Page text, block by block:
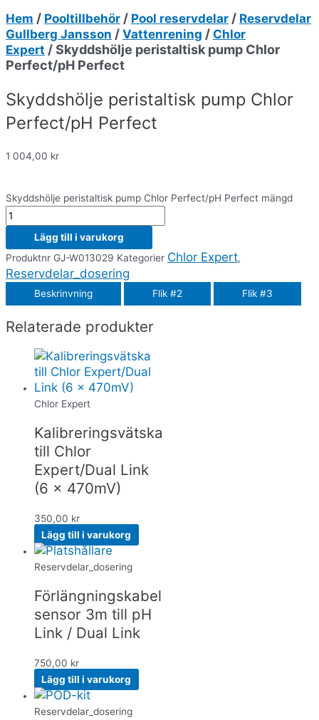
Hem / Pooltillbehör / Pool reservdelar / Reservdelar
Gullberg Jansson / Vattenrening / Chlor
Expert / Skyddshölje peristaltisk pump Chlor
Perfect/pH Perfect
Skyddshölje peristaltisk pump Chlor
Perfect/pH Perfect
1 004,00 kr
Skyddshölje peristaltisk pump Chlor Perfect/pH Perfect mängd
Lägg till i varukorg
Produktnr GJ-W013029 Kategorier Chlor Expert,
Reservdelar_dosering
Beskrinvning Flik #2 Flik #3
Relaterade produkter
Chlor Expert
Kalibreringsvätska
till Chlor
Expert/Dual Link
(6 x 470mV)
350,00 kr
Lägg till i varukorg
Reservdelar_dosering
Förlängningskabel
sensor 3m till pH
Link / Dual Link
750,00 kr
Lägg till i varukorg
Reservdelar_dosering